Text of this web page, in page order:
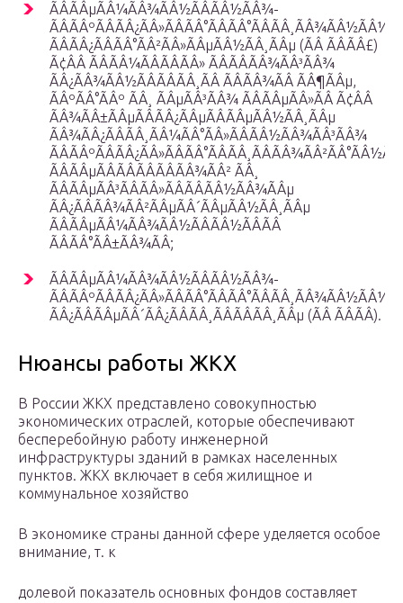
ÃÂÃÂµÃÂ¼ÃÂ¾ÃÂ½ÃÂÃÂ½ÃÂ¾-
ÃÂÃÂ¿ÃÂÃÂ°ÃÂ²ÃÂ»ÃÂµÃÂ½ÃÂ¸ÃÂµ (ÃÂ ÃÂ­ÃÂ£)
Ã¢ÂÂ ÃÂÃÂ¼ÃÂÃÂÃÂ» ÃÂÃÂÃÂ¾ÃÂ³ÃÂ¾
ÃÂ¿ÃÂ¾ÃÂ½ÃÂÃÂÃÂ¸ÃÂ ÃÂÃÂ¾ÃÂ ÃÂ¶ÃÂµ,
ÃÂºÃÂ°ÃÂº ÃÂ¸ ÃÂµÃÂ³ÃÂ¾ ÃÂÃÂµÃÂ»ÃÂ Ã¢ÂÂ
ÃÂ¾ÃÂ±ÃÂµÃÂÃÂ¿ÃÂµÃÂÃÂµÃÂ½ÃÂ¸ÃÂµ
ÃÂ¾ÃÂ¿ÃÂÃÂ¸ÃÂ¼ÃÂ°ÃÂ»ÃÂÃÂ½ÃÂ¾ÃÂ³ÃÂ¾
ÃÂÃÂµÃÂÃÂÃÂÃÂÃÂ¾ÃÂ² ÃÂ¸
ÃÂÃÂµÃÂ³ÃÂÃÂ»ÃÂÃÂÃÂ½ÃÂ¾ÃÂµ
ÃÂ¿ÃÂÃÂ¾ÃÂ²ÃÂµÃÂ´ÃÂµÃÂ½ÃÂ¸ÃÂµ
ÃÂÃÂµÃÂ¼ÃÂ¾ÃÂ½ÃÂÃÂ½ÃÂÃÂ
ÃÂÃÂ°ÃÂ±ÃÂ¾ÃÂ;
ÃÂÃÂµÃÂ¼ÃÂ¾ÃÂ½ÃÂÃÂ½ÃÂ¾-
ÃÂ¿ÃÂÃÂµÃÂ´ÃÂ¿ÃÂÃÂ¸ÃÂÃÂÃÂ¸ÃÂµ (ÃÂ ÃÂ­ÃÂ).
Нюансы работы ЖКХ
В России ЖКХ представлено совокупностью
экономических отраслей, которые обеспечивают
бесперебойную работу инженерной
инфраструктуры зданий в рамках населенных
пунктов. ЖКХ включает в себя жилищное и
коммунальное хозяйство
В экономике страны данной сфере уделяется особое
внимание, т. к
долевой показатель основных фондов составляет